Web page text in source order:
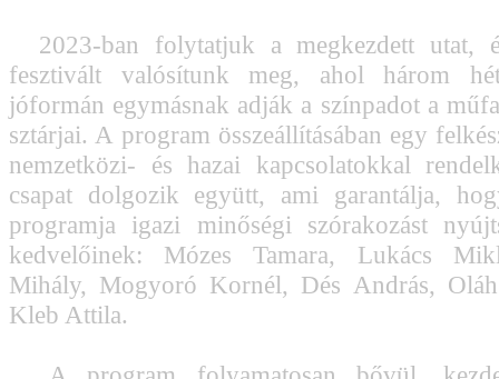
2023-ban folytatjuk a megkezdett utat,
fesztivált valósítunk meg, ahol három
jóformán egymásnak adják a színpadot a
sztárjai. A program összeállításában egy
nemzetközi- és hazai kapcsolatokkal
csapat dolgozik együtt, ami garantálja,
programja igazi minőségi szórakozást
kedvelőinek: Mózes Tamara, Lukács
Mihály, Mogyoró Kornél, Dés András,
Kleb Attila.